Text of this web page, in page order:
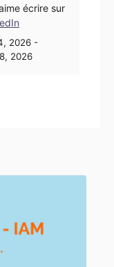
écrire sur
2026 -
2026